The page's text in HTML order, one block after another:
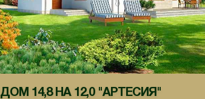
ДОМ 14,8 НА 12,0 "АРТЕСИЯ"